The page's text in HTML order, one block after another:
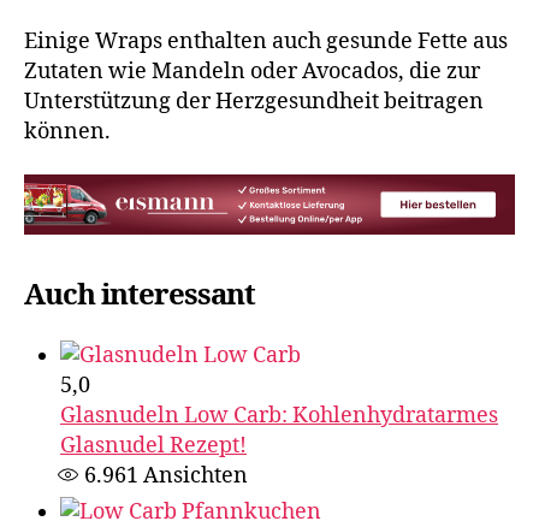
Einige Wraps enthalten auch gesunde Fette aus
Zutaten wie Mandeln oder Avocados, die zur
Unterstützung der Herzgesundheit beitragen
können.
Auch interessant
5,0
Glasnudeln Low Carb: Kohlenhydratarmes
Glasnudel Rezept!
6.961 Ansichten